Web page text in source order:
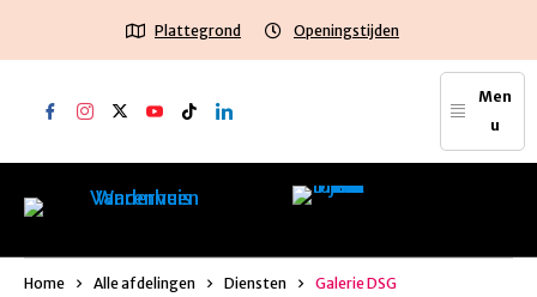
Plattegrond Openingstijden
Men
u
Home Alle afdelingen Diensten Galerie DSG